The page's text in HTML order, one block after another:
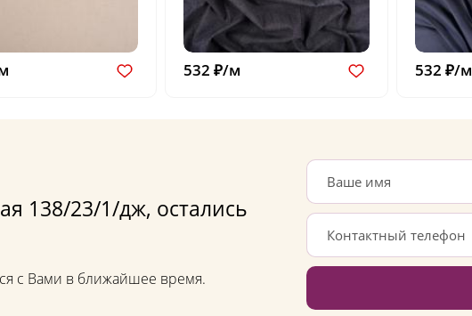
532 ₽/м 532 ₽/м
138/23/1/дж, остались
с Вами в ближайшее время.